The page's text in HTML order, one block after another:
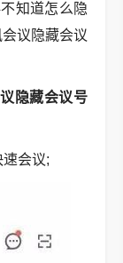
知道怎么隐
议隐藏会议
隐藏会议号
会议;